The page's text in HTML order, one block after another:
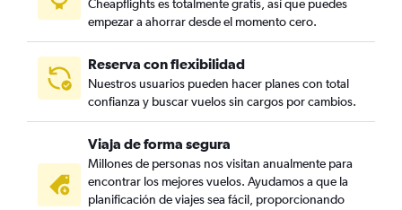
Cheapflights es totalmente gratis, así que puedes
empezar a ahorrar desde el momento cero.
Reserva con flexibilidad
Nuestros usuarios pueden hacer planes con total
confianza y buscar vuelos sin cargos por cambios.
Viaja de forma segura
Millones de personas nos visitan anualmente para
encontrar los mejores vuelos. Ayudamos a que la
planificación de viajes sea fácil, proporcionando